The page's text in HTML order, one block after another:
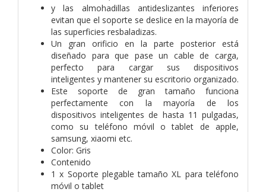
y las almohadillas antideslizantes inferiores
evitan que el soporte se deslice en la mayoría de
las superficies resbaladizas.
Un gran orificio en la parte posterior está
diseñado para que pase un cable de carga,
perfecto para cargar sus dispositivos
inteligentes y mantener su escritorio organizado.
Este soporte de gran tamaño funciona
perfectamente con la mayoría de los
dispositivos inteligentes de hasta 11 pulgadas,
como su teléfono móvil o tablet de apple,
samsung, xiaomi etc.
Color: Gris
Contenido
1 x Soporte plegable tamaño XL para teléfono
móvil o tablet